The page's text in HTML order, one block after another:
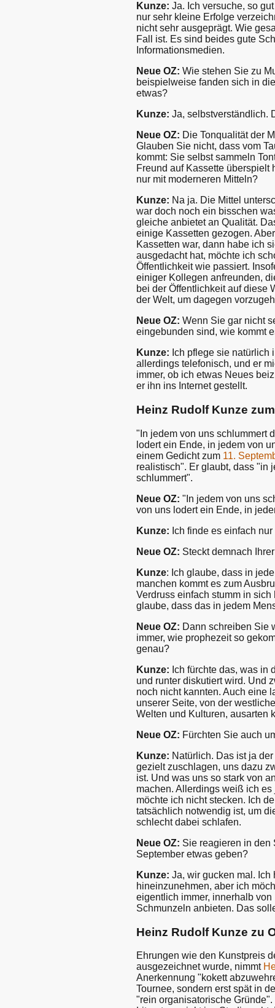
Kunze: Ja. Ich versuche, so
nur sehr kleine Erfolge
nicht sehr ausgeprägt. Wie
Fall ist. Es sind beides gute
Informationsmedien.
Neue OZ: Wie stehen Sie zu
beispielweise fanden sich in
etwas?
Kunze: Ja, selbstverständlich.
Neue OZ: Die Tonqualität der
Glauben Sie nicht, dass vom
kommt: Sie selbst sammeln
Freund auf Kassette überspielt
nur mit moderneren Mitteln?
Kunze: Na ja. Die Mittel
war doch noch ein bisschen
gleiche anbietet an Qualität.
einige Kassetten gezogen.
Kassetten war, dann habe ich
ausgedacht hat, möchte ich
Öffentlichkeit wie passiert.
einiger Kollegen anfreunden,
bei der Öffentlichkeit auf diese
der Welt, um dagegen
Neue OZ: Wenn Sie gar nicht
eingebunden sind, wie kommt
Kunze: Ich pflege sie natürlich
allerdings telefonisch, und er
immer, ob ich etwas Neues
er ihn ins Internet gestellt.
Heinz Rudolf Kunze
"In jedem von uns schlummert
lodert ein Ende, in jedem von
einem Gedicht zum 11.
realistisch". Er glaubt, dass "in
schlummert".
Neue OZ: "In jedem von uns
von uns lodert ein Ende, in
Kunze: Ich finde es einfach
Neue OZ: Steckt demnach
Kunze: Ich glaube, dass in
manchen kommt es zum
Verdruss einfach stumm in
glaube, dass das in jedem
Neue OZ: Dann schreiben Sie
immer, wie prophezeit so
genau?
Kunze: Ich fürchte das, was in
und runter diskutiert wird. Und
noch nicht kannten. Auch eine
unserer Seite, von der
Welten und Kulturen, ausarten
Neue OZ: Fürchten Sie auch
Kunze: Natürlich. Das ist ja
gezielt zuschlagen, uns dazu
ist. Und was uns so stark von
machen. Allerdings weiß ich
möchte ich nicht stecken. Ich
tatsächlich notwendig ist, um
schlecht dabei schlafen.
Neue OZ: Sie reagieren in den
September etwas geben?
Kunze: Ja, wir gucken mal.
hineinzunehmen, aber ich
eigentlich immer, innerhalb
Schmunzeln anbieten. Das
Heinz Rudolf Kunze zu
Ehrungen wie den Kunstpreis
ausgezeichnet wurde, nimmt
Anerkennung "kokett
Tournee, sondern erst spät in
"rein organisatorische